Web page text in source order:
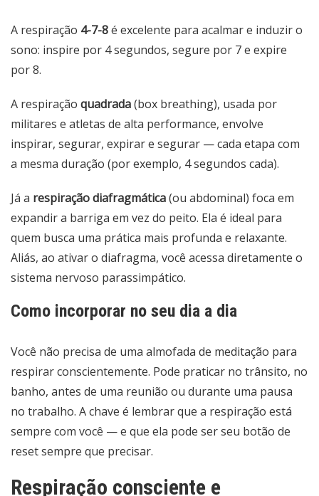
A respiração 4-7-8é excelente para acalmar e induzir o
sono: inspire por 4 segundos, segure por 7 e expire
por 8.
A respiração quadrada(box breathing), usada por
militares e atletas de alta performance, envolve
inspirar, segurar, expirar e segurar — cada etapa com
a mesma duração (por exemplo, 4 segundos cada).
Já a respiração diafragmática(ou abdominal) foca em
expandir a barriga em vez do peito. Ela é ideal para
quem busca uma prática mais profunda e relaxante.
Aliás, ao ativar o diafragma, você acessa diretamente o
sistema nervoso parassimpático.
Como incorporar no seu dia a dia
Você não precisa de uma almofada de meditação para
respirar conscientemente. Pode praticar no trânsito, no
banho, antes de uma reunião ou durante uma pausa
no trabalho. A chave é lembrar que a respiração está
sempre com você — e que ela pode ser seu botão de
reset sempre que precisar.
Respiração consciente e